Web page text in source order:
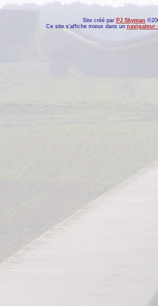
Site créé par PJ Skyman
Ce site s'affiche mieux dans un navigateur